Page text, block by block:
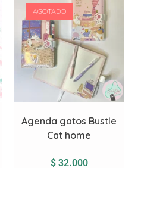
AGOTADO
Agenda gatos Bustle
Cat home
$32.000